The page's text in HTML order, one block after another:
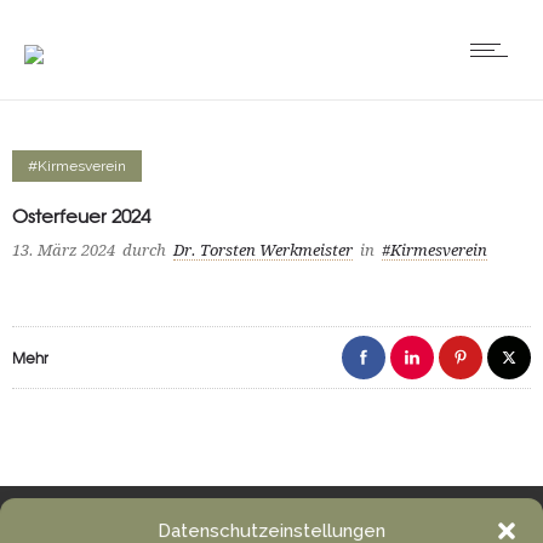
Datenschutzeinstellungen
#Kirmesverein
Osterfeuer 2024
13. März 2024 durch Dr. Torsten Werkmeister in #Kirmesverein
Mehr